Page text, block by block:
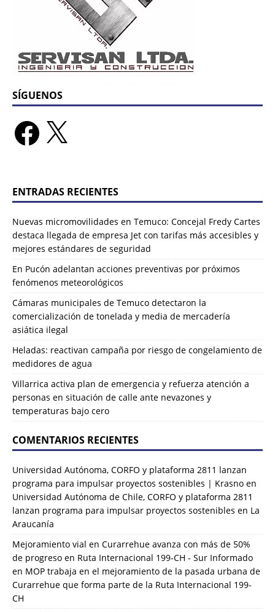
SÍGUENOS
ENTRADAS RECIENTES
Nuevas micromovilidades en Temuco: Concejal Fredy Cartes
destaca llegada de empresa Jet con tarifas más accesibles y
mejores estándares de seguridad
En Pucón adelantan acciones preventivas por próximos
fenómenos meteorológicos
Cámaras municipales de Temuco detectaron la
comercialización de tonelada y media de mercadería
asiática ilegal
Heladas: reactivan campaña por riesgo de congelamiento de
medidores de agua
Villarrica activa plan de emergencia y refuerza atención a
personas en situación de calle ante nevazones y
temperaturas bajo cero
COMENTARIOS RECIENTES
Universidad Autónoma, CORFO y plataforma 2811 lanzan
programa para impulsar proyectos sostenibles | Krasno en
Universidad Autónoma de Chile, CORFO y plataforma 2811
lanzan programa para impulsar proyectos sostenibles en La
Araucanía
Mejoramiento vial en Curarrehue avanza con más de 50%
de progreso en Ruta Internacional 199-CH - Sur Informado
en MOP trabaja en el mejoramiento de la pasada urbana de
Curarrehue que forma parte de la Ruta Internacional 199-
CH